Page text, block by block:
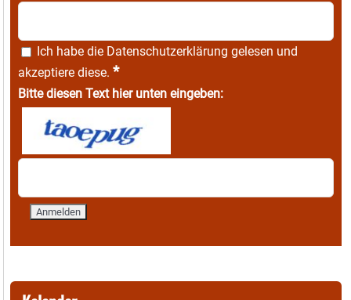
Ich habe die Datenschutzerklärung gelesen und
akzeptiere diese. *
Bitte diesen Text hier unten eingeben: